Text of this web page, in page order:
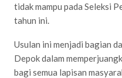
tidak mampu pada Seleksi
tahun ini.
Usulan ini menjadi bagian
Depok dalam
bagi semua lapisan